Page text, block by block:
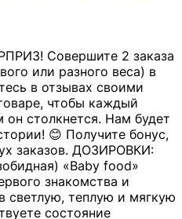
Совершите 2 заказа
или разного веса) в
в отзывах своими
чтобы каждый
столкнется. Нам будет
😊 Получите бонус,
заказов. ДОЗИРОВКИ:
«Baby food»
знакомства и
светлую, теплую и мягкую
состояние